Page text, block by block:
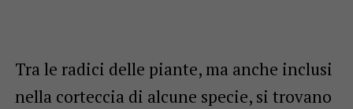
Tra le radici delle piante, ma anche inclusi
nella corteccia di alcune specie, si trovano